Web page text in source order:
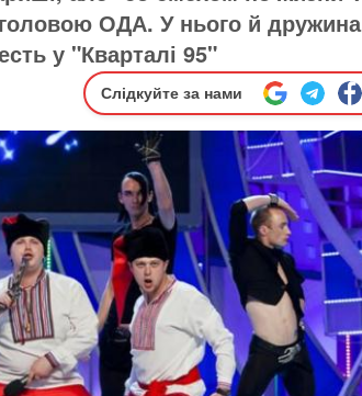
ОДА. У нього й дружина
у "Кварталі 95"
Слідкуйте за нами